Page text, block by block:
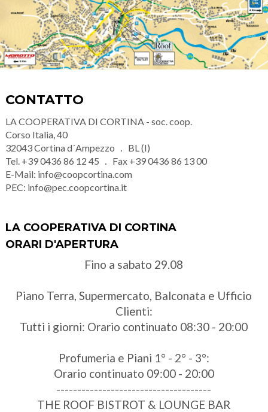
CONTATTO
LA COOPERATIVA DI CORTINA - soc. coop.
Corso Italia, 40
32043Cortina d´Ampezzo
BL (I)
Tel. +39 0436 86 12 45 Fax +39 0436 86 13 00
E-Mail: info@coopcortina.com
PEC: info@pec.coopcortina.it
LA COOPERATIVA DI CORTINA
ORARI D'APERTURA
Fino a sabato 29.08
Piano Terra, Supermercato, Balconata e Ufficio
Clienti:
Tutti i giorni: Orario continuato 08:30 - 20:00
Profumeria e Piani 1° - 2° - 3°:
Orario continuato 09:00 - 20:00
-------------------------------------
THE ROOF BISTROT & LOUNGE BAR